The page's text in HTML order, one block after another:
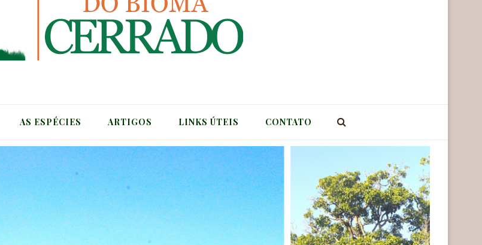
AS ESPÉCIES ARTIGOS LINKS ÚTEIS CONTATO